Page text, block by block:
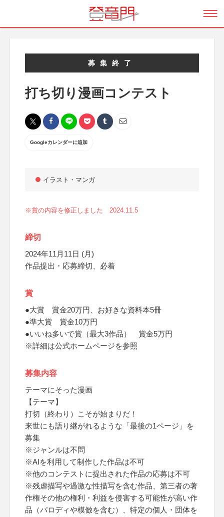
募集終了
打ち切り漫画コンテスト
Googleカレンダーに追加
イラスト・マンガ
※賞の内容を修正しました 2024.11.5
締切
2024年11月11日 (月)
作品提出・応募締切、必着
賞
●大賞 賞金20万円、お好きな資料本5冊
●準大賞 賞金10万円
●いいね多いで賞（最大3作品） 賞金5万円
※詳細は公式ホームページを参照
募集内容
テーマにそった漫画
【テーマ】
打切（終わり）こそが始まりだ！
来世にも語り継がれるような「最後の1ページ」を
募集
※ジャンルは不問
※AIを利用して制作した作品は不可
※他のコンテストに提出された作品の応募は不可
※残虐描写や過激な性描写を含む作品、第三者の著
作権その他の権利・利益を侵害する可能性が高い作
品（パロディや模倣を含む）、特定の個人・団体を